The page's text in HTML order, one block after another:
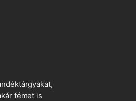
fémet is